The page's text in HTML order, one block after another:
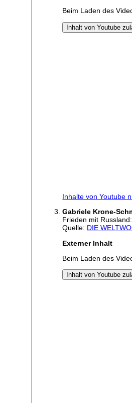
Beim Laden des
Inhalt von Youtube
Inhalte von Youtube
Gabriele Krone-
Frieden mit
Quelle: DIE
Externer Inhalt
Beim Laden des
Inhalt von Youtube